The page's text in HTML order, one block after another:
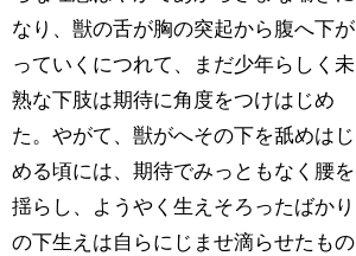
なり、獣の舌が胸の突起から腹へ下が
っていくにつれて、まだ少年らしく未
熟な下肢は期待に角度をつけはじめ
た。やがて、獣がへその下を舐めはじ
める頃には、期待でみっともなく腰を
揺らし、ようやく生えそろったばかり
の下生えは自らにじませ滴らせたもの